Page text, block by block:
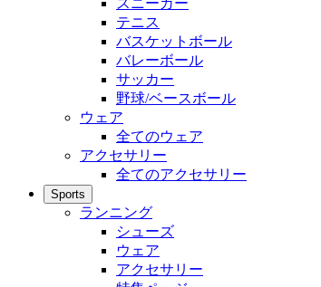
スニーカー
テニス
バスケットボール
バレーボール
サッカー
野球/ベースボール
ウェア
全てのウェア
アクセサリー
全てのアクセサリー
Sports
ランニング
シューズ
ウェア
アクセサリー